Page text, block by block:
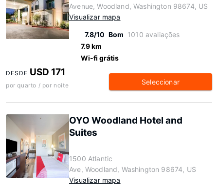
Avenue, Woodland, Washington 98674, US
Visualizar mapa
7.8/10 Bom 1010 avaliações
7.9 km
Wi-fi grátis
DESDE USD 171
por quarto / por noite Seleccionar
OYO Woodland Hotel and
Suites
1500 Atlantic
Ave, Woodland, Washington 98674, US
Visualizar mapa